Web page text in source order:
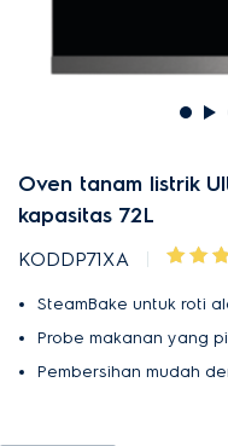
Oven tanam listrik
kapasitas 72L
KODDP71XA
SteamBake untuk roti
Probe makanan yang
Pembersihan mudah